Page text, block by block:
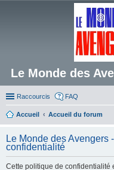
Le Monde des
Raccourcis FAQ
Accueil
Accueil du forum
Le Monde des Avengers
confidentialité
Cette politique de confidentialité